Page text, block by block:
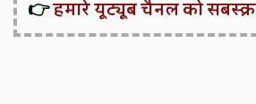
👉हमारे यूट्यूब चैनल को